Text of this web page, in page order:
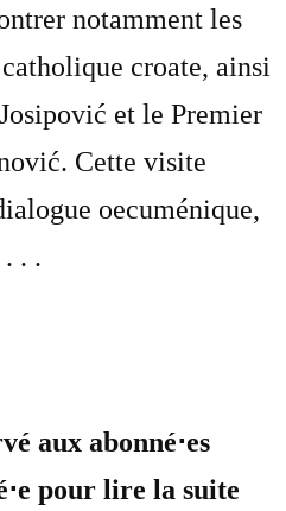
notamment les
croate, ainsi
et le Premier
Cette visite
oecuménique,
. .
aux abonné⋅es
pour lire la suite